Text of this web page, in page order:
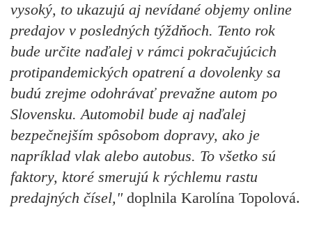
vysoký, to ukazujú aj nevídané objemy online
predajov v posledných týždňoch. Tento rok
bude určite naďalej v rámci pokračujúcich
protipandemických opatrení a dovolenky sa
budú zrejme odohrávať prevažne autom po
Slovensku. Automobil bude aj naďalej
bezpečnejším spôsobom dopravy, ako je
napríklad vlak alebo autobus. To všetko sú
faktory, ktoré smerujú k rýchlemu rastu
predajných čísel,"doplnila Karolína Topolová.